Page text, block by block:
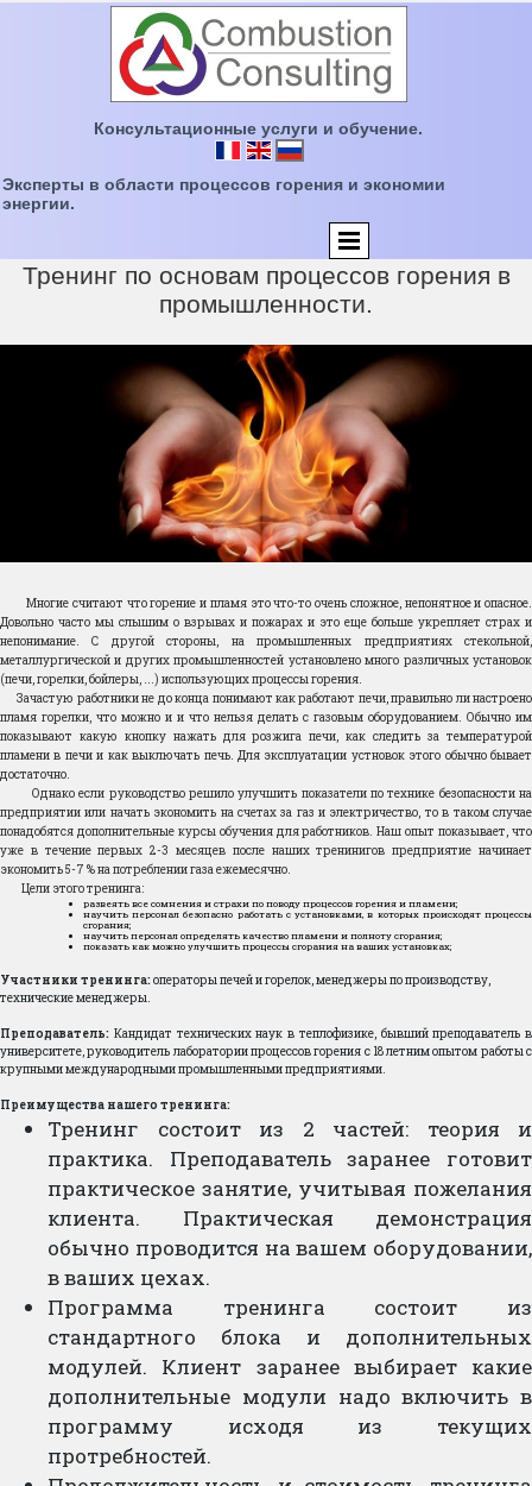
Консультационные услуги и обучение.
Эксперты в области процессов горения и экономии
энергии.
Тренинг по основам процессов горения в
промышленности.
Многие считают что горение и пламя это что-то очень сложное, непонятное и опасное.
Довольно часто мы слышим о взрывах и пожарах и это еще больше укрепляет страх и
непонимание. С другой стороны, на промышленных предприятиях стекольной,
металлургической и других промышленностей установлено много различных установок
(печи, горелки, бойлеры, ...) использующих процессы горения.
Зачастую работники не до конца понимают как работают печи, правильно ли настроено
пламя горелки, что можно и и что нельзя делать с газовым оборудованием. Обычно им
показывают какую кнопку нажать для розжига печи, как следить за температурой
пламени в печи и как выключать печь. Для эксплуатации устновок этого обычно бывает
достаточно.
Однако если руководство решило улучшить показатели по технике безопасности на
предприятии или начать экономить на счетах за газ и электричество, то в таком случае
понадобятся дополнительные курсы обучения для работников. Наш опыт показывает, что
уже в течение первых 2-3 месяцев после наших тренинигов предприятие начинает
экономить 5-7 % на потреблении газа ежемесячно.
Цели этого тренинга:
развеять все сомнения и страхи по поводу процессов горения и пламени;
научить персонал безопасно работать с установками, в которых происходят процессы
сгорания;
научить персонал определять качество пламени и полноту сгорания;
показать как можно улучшить процессы сгорания на ваших установках;
Участники тренинга:операторы печей и горелок, менеджеры по производству,
технические менеджеры.
Преподаватель: Кандидат технических наук в теплофизике, бывший преподаватель в
университете, руководитель лаборатории процессов горения с 18 летним опытом работы с
крупными международными промышленными предприятиями.
Преимущества нашего тренинга:
Тренинг состоит из 2 частей: теория и
практика. Преподаватель заранее готовит
практическое занятие, учитывая пожелания
клиента. Практическая демонстрация
обычно проводится на вашем оборудовании,
в ваших цехах.
Программа тренинга состоит из
стандартного блока и дополнительных
модулей. Клиент заранее выбирает какие
дополнительные модули надо включить в
программу исходя из текущих
протребностей.